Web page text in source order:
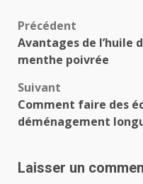
Navigation
d’article
Précédent
Avantages de l’huile
menthe poivrée
Suivant
Comment faire des
déménagement
Laisser un